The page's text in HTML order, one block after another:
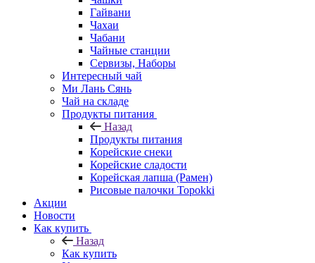
Гайвани
Чахаи
Чабани
Чайные станции
Сервизы, Наборы
Интересный чай
Ми Лань Сянь
Чай на складе
Продукты питания
Назад
Продукты питания
Корейские снеки
Корейские сладости
Корейская лапша (Рамен)
Рисовые палочки Topokki
Акции
Новости
Как купить
Назад
Как купить